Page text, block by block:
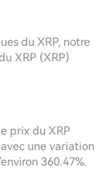
et l'efficacité
quotidienne
grâce à sa
de volatilité
par
fixe, en
des
pendant
du XRP, notre
XRP (XRP)
prix du XRP
une variation
360.47%.